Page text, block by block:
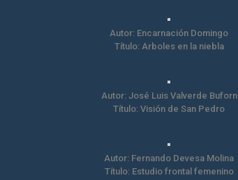
Autor: Encarnación Domingo
Título: Arboles en la niebla
Autor: José Luis Valverde Buforn
Título: Visión de San Pedro
Autor: Fernando Devesa Molina
Título: Estudio frontal femenino